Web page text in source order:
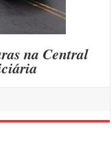
na Central